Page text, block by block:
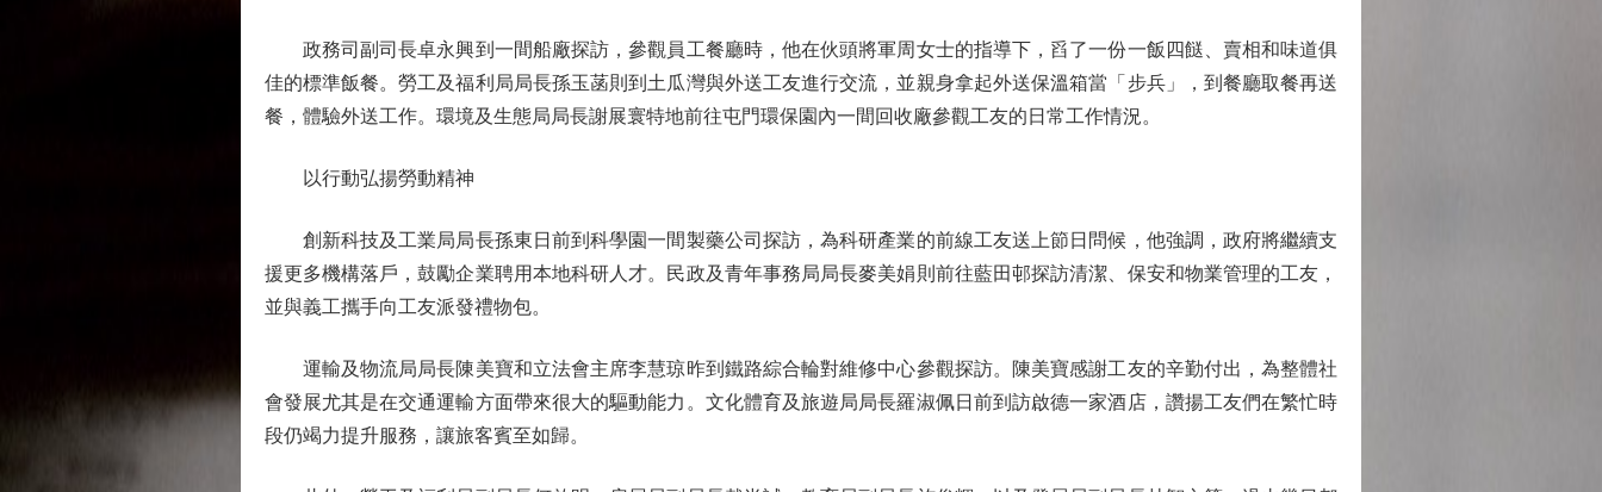
政務司副司長卓永興到一間船廠探訪，參觀員工餐廳時，他在伙頭將軍周女士的指導下，舀了一份一飯四餸、賣相和味道俱
佳的標準飯餐。勞工及福利局局長孫玉菡則到土瓜灣與外送工友進行交流，並親身拿起外送保溫箱當「步兵」，到餐廳取餐再送
餐，體驗外送工作。環境及生態局局長謝展寰特地前往屯門環保園內一間回收廠參觀工友的日常工作情況。
以行動弘揚勞動精神
創新科技及工業局局長孫東日前到科學園一間製藥公司探訪，為科研產業的前線工友送上節日問候，他強調，政府將繼續支
援更多機構落戶，鼓勵企業聘用本地科研人才。民政及青年事務局局長麥美娟則前往藍田邨探訪清潔、保安和物業管理的工友，
並與義工攜手向工友派發禮物包。
運輸及物流局局長陳美寶和立法會主席李慧琼昨到鐵路綜合輪對維修中心參觀探訪。陳美寶感謝工友的辛勤付出，為整體社
會發展尤其是在交通運輸方面帶來很大的驅動能力。文化體育及旅遊局局長羅淑佩日前到訪啟德一家酒店，讚揚工友們在繁忙時
段仍竭力提升服務，讓旅客賓至如歸。